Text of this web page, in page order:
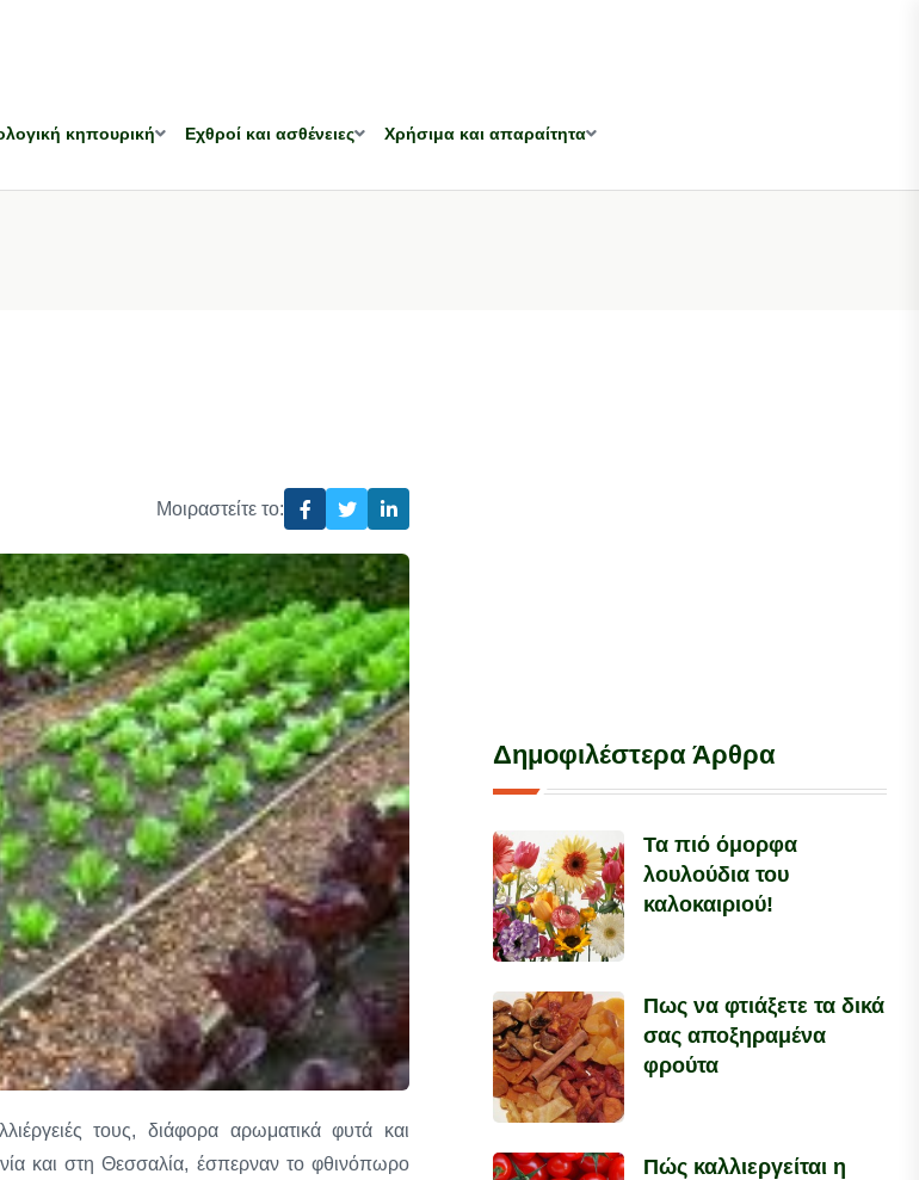
κηπουρική Εχθροί και ασθένειες Χρήσιμα και απαραίτητα
Μοιραστείτε το:
τους, διάφορα αρωματικά φυτά και
και στη Θεσσαλία, έσπερναν το φθινόπωρο
Δημοφιλέστερα Άρθρα
Τα πιό όμορφα
λουλούδια του
καλοκαιριού!
Πως να φτιάξετε τα δικά
σας αποξηραμένα
φρούτα
Πώς καλλιεργείται η